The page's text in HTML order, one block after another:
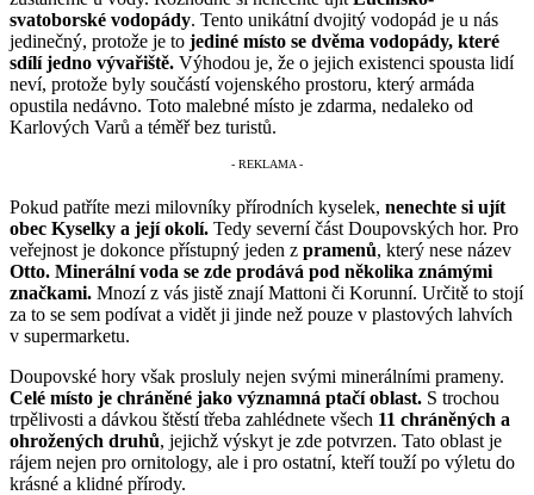
svatoborské vodopády. Tento unikátní dvojitý vodopád je u nás
jedinečný, protože je to jediné místo se dvěma vodopády, které
sdílí jedno vývařiště. Výhodou je, že o jejich existenci spousta lidí
neví, protože byly součástí vojenského prostoru, který armáda
opustila nedávno. Toto malebné místo je zdarma, nedaleko od
Karlových Varů a téměř bez turistů.
Pokud patříte mezi milovníky přírodních kyselek, nenechte si ujít
obec Kyselky a její okolí. Tedy severní část Doupovských hor. Pro
veřejnost je dokonce přístupný jeden z pramenů, který nese název
Otto. Minerální voda se zde prodává pod několika známými
značkami. Mnozí z vás jistě znají Mattoni či Korunní. Určitě to stojí
za to se sem podívat a vidět ji jinde než pouze v plastových lahvích
v supermarketu.
Doupovské hory však prosluly nejen svými minerálními prameny.
Celé místo je chráněné jako významná ptačí oblast. S trochou
trpělivosti a dávkou štěstí třeba zahlédnete všech 11 chráněných a
ohrožených druhů, jejichž výskyt je zde potvrzen. Tato oblast je
rájem nejen pro ornitology, ale i pro ostatní, kteří touží po výletu do
krásné a klidné přírody.